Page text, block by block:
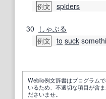
例文 spiders
30 しゃぶる
例文 to suck
Weblio例文辞書はプログラム
いるため、不適切な項目が含
ださいませ。